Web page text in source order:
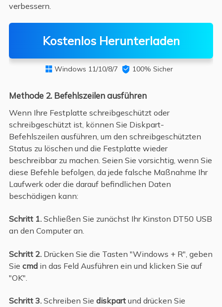
verbessern.
Kostenlos Herunterladen
 Windows 11/10/8/7  100% Sicher
Methode 2. Befehlszeilen ausführen
Wenn Ihre Festplatte schreibgeschützt oder
schreibgeschützt ist, können Sie Diskpart-
Befehlszeilen ausführen, um den schreibgeschützten
Status zu löschen und die Festplatte wieder
beschreibbar zu machen. Seien Sie vorsichtig, wenn Sie
diese Befehle befolgen, da jede falsche Maßnahme Ihr
Laufwerk oder die darauf befindlichen Daten
beschädigen kann:
Schritt 1.Schließen Sie zunächst Ihr Kinston DT50 USB
an den Computer an.
Schritt 2.Drücken Sie die Tasten "Windows + R", geben
Sie cmdin das Feld Ausführen ein und klicken Sie auf
"OK".
Schritt 3.Schreiben Sie diskpart und drücken Sie